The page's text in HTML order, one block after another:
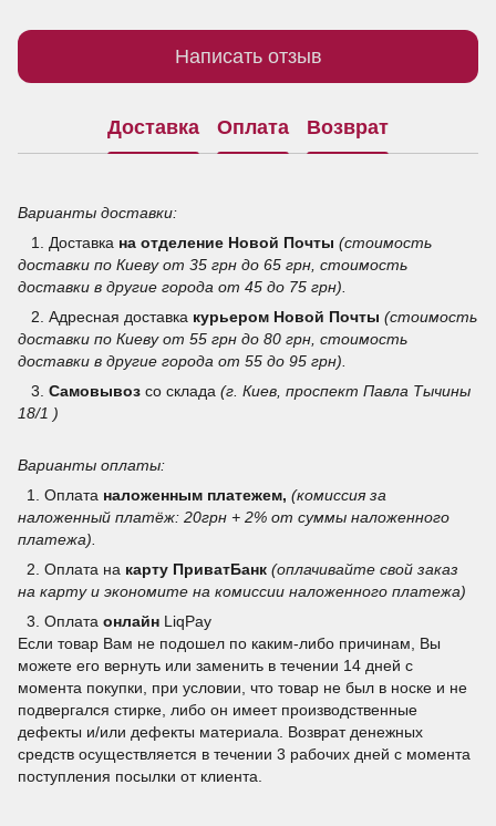
Написать отзыв
Доставка Оплата Возврат
Варианты доставки:
1. Доставка на отделение Новой Почты (стоимость
доставки по Киеву от 35 грн до 65 грн, стоимость
доставки в другие города от 45 до 75 грн).
2. Адресная доставка курьером Новой Почты (стоимость
доставки по Киеву от 55 грн до 80 грн, стоимость
доставки в другие города от 55 до 95 грн).
3. Самовывоз со склада (г. Киев, проспект Павла Тычины
18/1 )
Варианты оплаты:
1. Оплата наложенным платежем, (комиссия за
наложенный платёж: 20грн + 2% от суммы наложенного
платежа).
2. Оплата на карту ПриватБанк (оплачивайте свой заказ
на карту и экономите на комиссии наложенного платежа)
3. Оплата онлайн LiqPay
Если товар Вам не подошел по каким-либо причинам, Вы
можете его вернуть или заменить в течении 14 дней с
момента покупки, при условии, что товар не был в носке и не
подвергался стирке, либо он имеет производственные
дефекты и/или дефекты материала. Возврат денежных
средств осуществляется в течении 3 рабочих дней с момента
поступления посылки от клиента.